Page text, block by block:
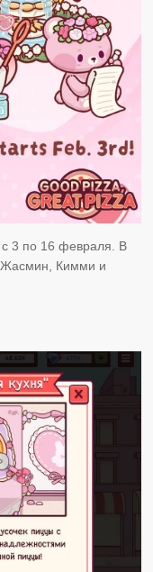
3 по 16 февраля. В
Жасмин, Кимми и